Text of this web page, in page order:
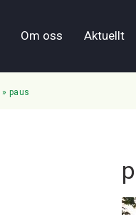
Om oss Aktuellt
» paus